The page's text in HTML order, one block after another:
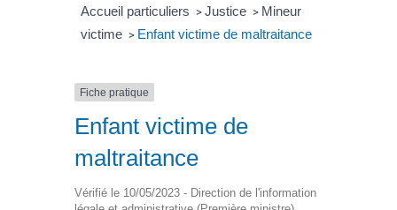
Accueil particuliers > Justice > Mineur
victime > Enfant victime de maltraitance
Fiche pratique
Enfant victime de
maltraitance
Vérifié le 10/05/2023 - Direction de l'information